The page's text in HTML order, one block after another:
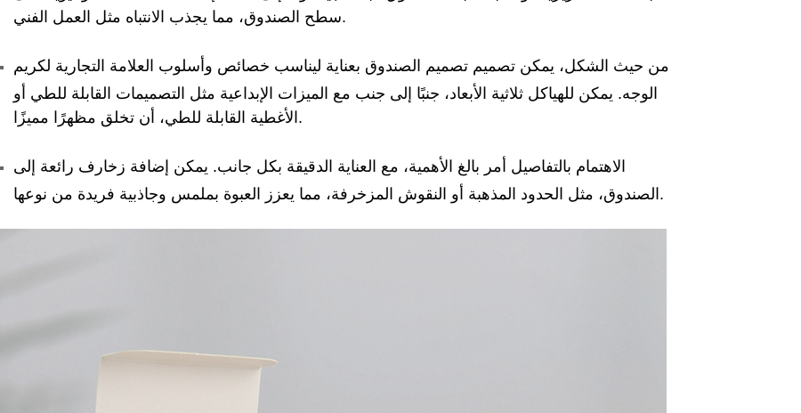
من حيث الشكل، يمكن تصميم تصميم الصندوق بعناية ليناسب خصائص وأسلوب العلامة التجارية لكريم
الوجه. يمكن للهياكل ثلاثية الأبعاد، جنبًا إلى جنب مع الميزات الإبداعية مثل التصميمات القابلة للطي أو
الاهتمام بالتفاصيل أمر بالغ الأهمية، مع العناية الدقيقة بكل جانب. يمكن إضافة زخارف رائعة إلى